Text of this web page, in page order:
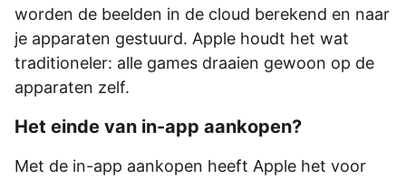
worden de beelden in de cloud berekend en naar
je apparaten gestuurd. Apple houdt het wat
traditioneler: alle games draaien gewoon op de
apparaten zelf.
Het einde van in-app aankopen?
Met de in-app aankopen heeft Apple het voor